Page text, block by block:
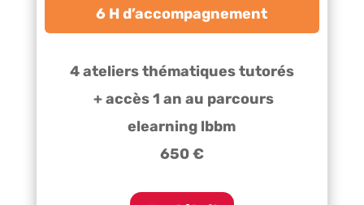
6 H d’accompagnement
4 ateliers thématiques tutorés
+ accès 1 an au parcours
elearning lbbm
650 €